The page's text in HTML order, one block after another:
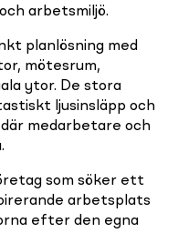
arbetsmiljö.
planlösning med
mötesrum,
ytor. De stora
ljusinsläpp och
medarbetare och
som söker ett
arbetsplats
efter den egna